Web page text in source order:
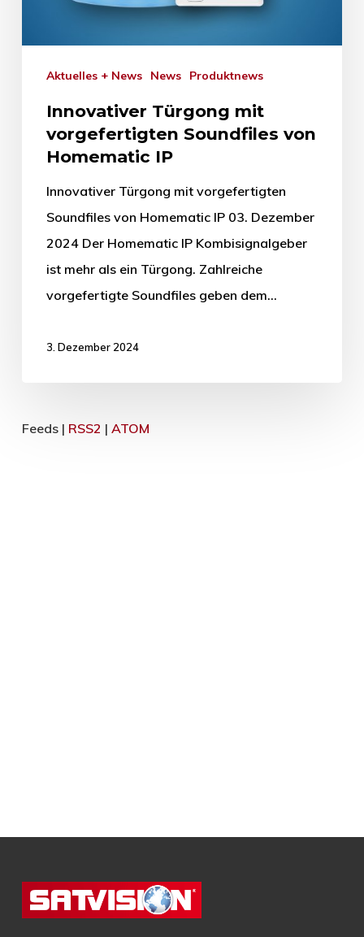
Aktuelles + News News Produktnews
Innovativer Türgong mit
vorgefertigten Soundfiles von
Homematic IP
Innovativer Türgong mit vorgefertigten
Soundfiles von Homematic IP 03. Dezember
2024 Der Homematic IP Kombisignalgeber
ist mehr als ein Türgong. Zahlreiche
vorgefertigte Soundfiles geben dem…
3. Dezember 2024
Feeds | RSS2 | ATOM